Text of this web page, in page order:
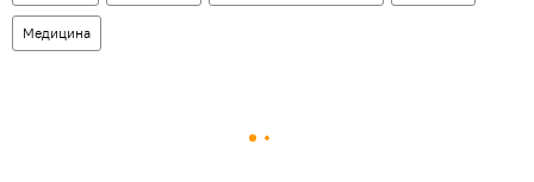
Медицина